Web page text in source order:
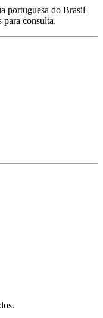
portuguesa do Brasil
para consulta.